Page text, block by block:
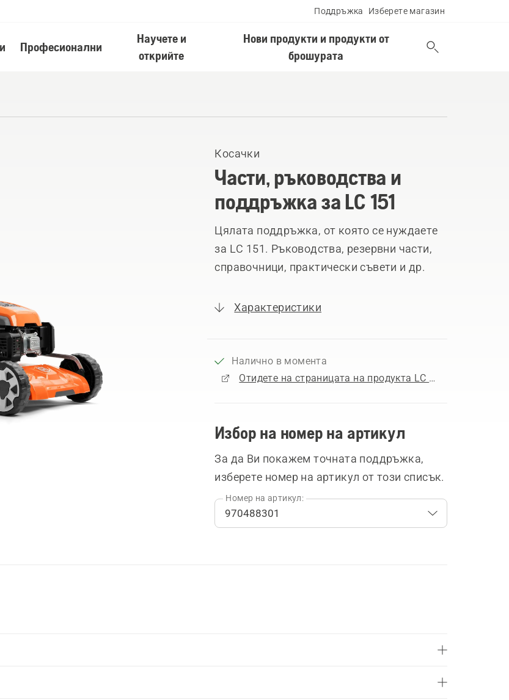
Поддръжка Изберете магазин
Професионални
Научете и
открийте
Нови продукти и продукти от
брошурата
Косачки
Части, ръководства и
поддръжка за LC 151
Цялата поддръжка, от която се нуждаете
за LC 151. Ръководства, резервни части,
справочници, практически съвети и др.
Характеристики
Налично в момента
Отидете на страницата на продукта LC 151
Избор на номер на артикул
За да Ви покажем точната поддръжка,
изберете номер на артикул от този списък.
Номер на артикул: